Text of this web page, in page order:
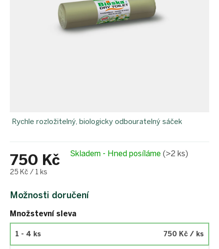
750 Kč
Měrná
25 Kč / 1 ks
Skladem - Hned posíláme (>2 ks)
Možnosti doručení
Množstevní sleva
1 - 4 ks 750 Kč / ks
Rychle rozložitelný, biologicky odbouratelný sáček